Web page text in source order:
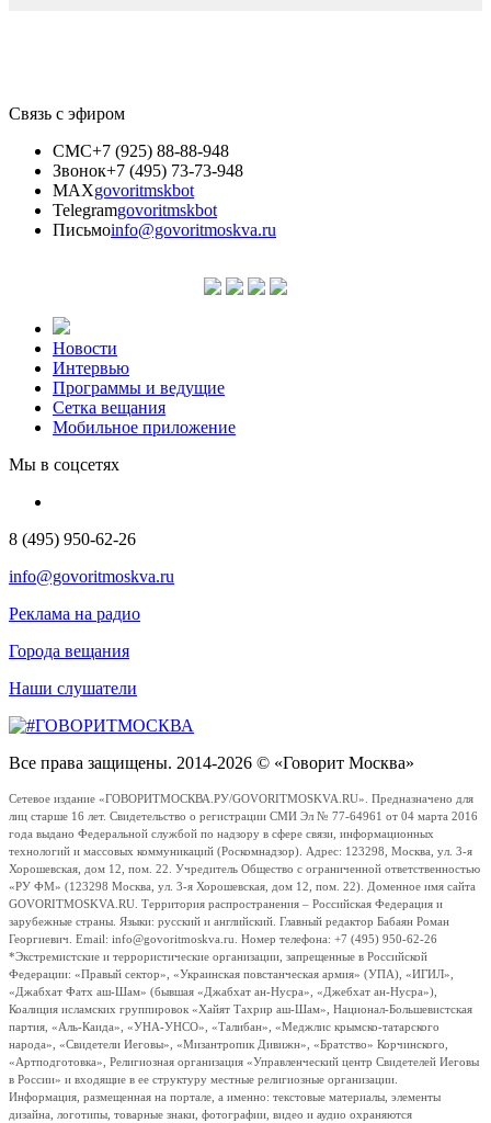
Связь с эфиром
СМС+7 (925) 88-88-948
Звонок+7 (495) 73-73-948
MAXgovoritmskbot
Telegramgovoritmskbot
Письмоinfo@govoritmoskva.ru
Новости
Интервью
Программы и ведущие
Сетка вещания
Мобильное приложение
Мы в соцсетях
8 (495) 950-62-26
info@govoritmoskva.ru
Реклама на радио
Города вещания
Наши слушатели
Все права защищены. 2014-2026 © «Говорит Москва»
Сетевое издание «ГОВОРИТМОСКВА.РУ/GOVORITMOSKVA.RU». Предназначено для
лиц старше 16 лет. Свидетельство о регистрации СМИ Эл № 77-64961 от 04 марта 2016
года выдано Федеральной службой по надзору в сфере связи, информационных
технологий и массовых коммуникаций (Роскомнадзор). Адрес: 123298, Москва, ул. 3-я
Хорошевская, дом 12, пом. 22. Учредитель Общество с ограниченной ответственностью
«РУ ФМ» (123298 Москва, ул. 3-я Хорошевская, дом 12, пом. 22). Доменное имя сайта
GOVORITMOSKVA.RU. Территория распространения – Российская Федерация и
зарубежные страны. Языки: русский и английский. Главный редактор Бабаян Роман
Георгиевич. Email: info@govoritmoskva.ru. Номер телефона: +7 (495) 950-62-26
*Экстремистские и террористические организации, запрещенные в Российской
Федерации: «Правый сектор», «Украинская повстанческая армия» (УПА), «ИГИЛ»,
«Джабхат Фатх аш-Шам» (бывшая «Джабхат ан-Нусра», «Джебхат ан-Нусра»),
Коалиция исламских группировок «Хайят Тахрир аш-Шам», Национал-Большевистская
партия, «Аль-Каида», «УНА-УНСО», «Талибан», «Меджлис крымско-татарского
народа», «Свидетели Иеговы», «Мизантропик Дивижн», «Братство» Корчинского,
«Артподготовка», Религиозная организация «Управленческий центр Свидетелей Иеговы
в России» и входящие в ее структуру местные религиозные организации.
Информация, размещенная на портале, а именно: текстовые материалы, элементы
дизайна, логотипы, товарные знаки, фотографии, видео и аудио охраняются